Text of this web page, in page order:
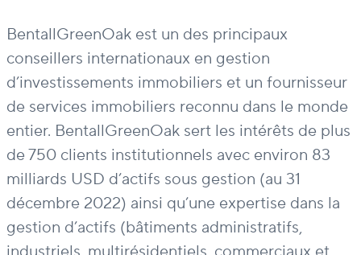
BentallGreenOak est un des principaux
conseillers internationaux en gestion
d’investissements immobiliers et un fournisseur
de services immobiliers reconnu dans le monde
entier. BentallGreenOak sert les intérêts de plus
de 750 clients institutionnels avec environ 83
milliards USD d’actifs sous gestion (au 31
décembre 2022) ainsi qu’une expertise dans la
gestion d’actifs (bâtiments administratifs,